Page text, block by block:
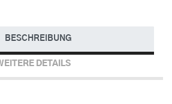
BESCHREIBUNG
DETAILS